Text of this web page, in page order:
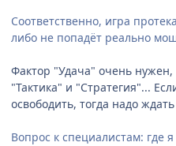
Соответственно, игра
либо не попадёт реально
Фактор "Удача" очень
"Тактика" и "Стратегия"...
освободить, тогда надо
Вопрос к специалистам: где